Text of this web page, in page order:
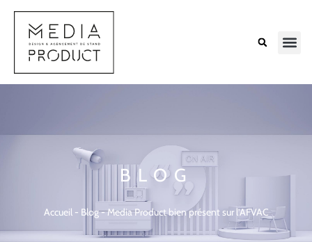
BLOG
Accueil- Blog-Media Product bien présent sur l’AFVAC